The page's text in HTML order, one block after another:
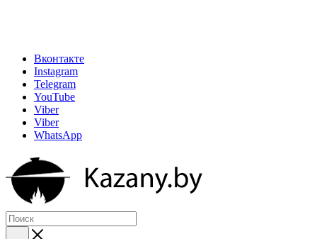
Вконтакте
Instagram
Telegram
YouTube
Viber
Viber
WhatsApp